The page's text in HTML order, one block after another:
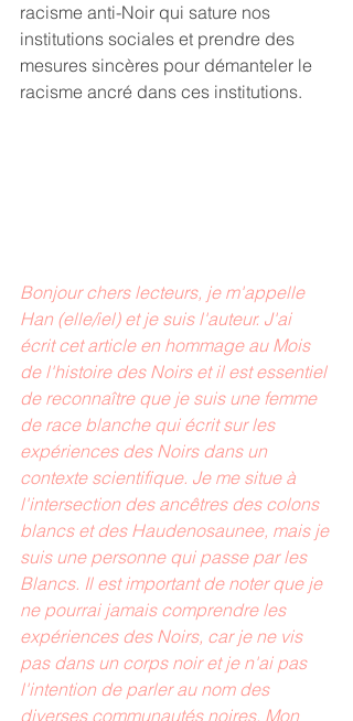
racisme anti-Noir qui sature nos
institutions sociales et prendre des
mesures sincères pour démanteler le
racisme ancré dans ces institutions.
Bonjour chers lecteurs, je m'appelle
Han (elle/iel) et je suis l'auteur. J'ai
écrit cet article en hommage au Mois
de l'histoire des Noirs et il est essentiel
de reconnaître que je suis une femme
de race blanche qui écrit sur les
expériences des Noirs dans un
contexte scientifique. Je me situe à
l'intersection des ancêtres des colons
blancs et des Haudenosaunee, mais je
suis une personne qui passe par les
Blancs. Il est important de noter que je
ne pourrai jamais comprendre les
expériences des Noirs, car je ne vis
pas dans un corps noir et je n'ai pas
l'intention de parler au nom des
diverses communautés noires. Mon